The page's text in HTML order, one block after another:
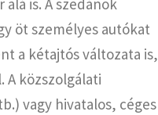
is. A szedánok
öt személyes autókat
a kétajtós változata is,
A közszolgálati
vagy hivatalos, céges